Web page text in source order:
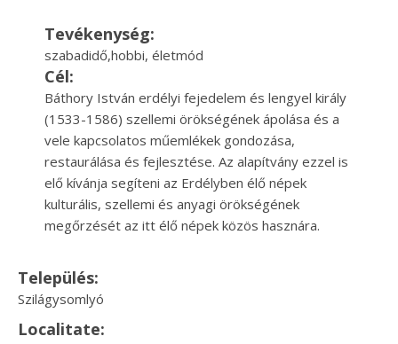
Tevékenység:
szabadidő,hobbi, életmód
Cél:
Báthory István erdélyi fejedelem és lengyel király
(1533-1586) szellemi örökségének ápolása és a
vele kapcsolatos műemlékek gondozása,
restaurálása és fejlesztése. Az alapítvány ezzel is
elő kívánja segíteni az Erdélyben élő népek
kulturális, szellemi és anyagi örökségének
megőrzését az itt élő népek közös hasznára.
Település:
Szilágysomlyó
Localitate: